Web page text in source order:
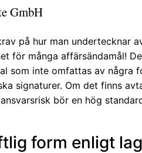
GmbH
på hur man undertecknar
för många affärsändamål!
som inte omfattas av några
signaturer. Om det finns
bör en hög
form enligt lag